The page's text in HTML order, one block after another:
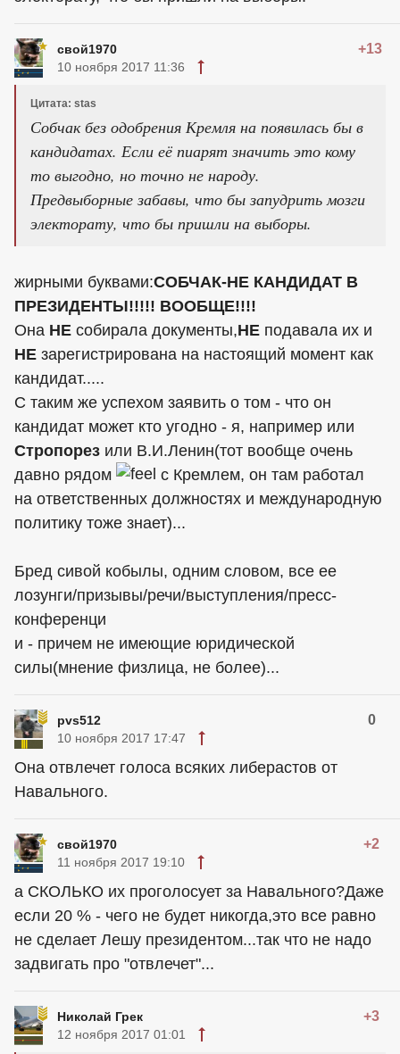
свой1970 +13
10 ноября 2017 11:36
Цитата: stas
Собчак без одобрения Кремля на появилась бы в
кандидатах. Если её пиарят значить это кому
то выгодно, но точно не народу.
Предвыборные забавы, что бы запудрить мозги
электорату, что бы пришли на выборы.
жирными буквами:СОБЧАК-НЕ КАНДИДАТ В
ПРЕЗИДЕНТЫ!!!!! ВООБЩЕ!!!!
Она НЕ собирала документы,НЕ подавала их и
НЕ зарегистрирована на настоящий момент как
кандидат.....
С таким же успехом заявить о том - что он
кандидат может кто угодно - я, например или
Стропорез или В.И.Ленин(тот вообще очень
давно рядом
с Кремлем, он там работал
на ответственных должностях и международную
политику тоже знает)...
Бред сивой кобылы, одним словом, все ее
лозунги/призывы/речи/выступления/пресс-
конференци
и - причем не имеющие юридической
силы(мнение физлица, не более)...
pvs512 0
10 ноября 2017 17:47
Она отвлечет голоса всяких либерастов от
Навального.
свой1970 +2
11 ноября 2017 19:10
а СКОЛЬКО их проголосует за Навального?Даже
если 20 % - чего не будет никогда,это все равно
не сделает Лешу президентом...так что не надо
задвигать про "отвлечет"...
Николай Грек +3
12 ноября 2017 01:01